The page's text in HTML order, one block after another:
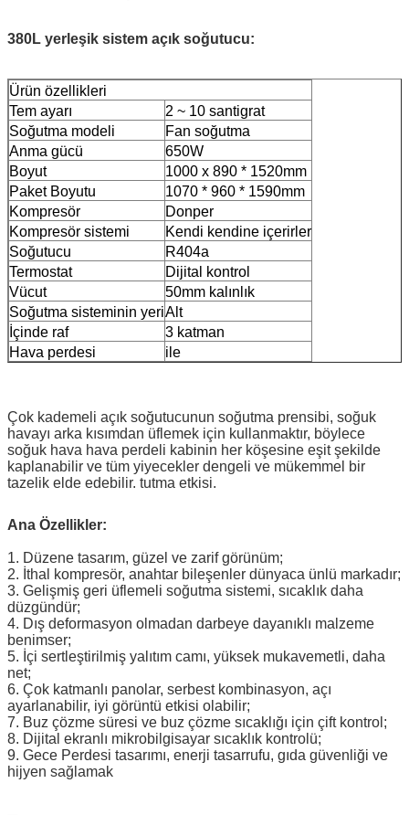
380L yerleşik sistem açık soğutucu:
Ürün özellikleri
Tem ayarı
2 ~ 10 santigrat
Soğutma modeli
Fan soğutma
Anma gücü
650W
Boyut
1000 x 890 * 1520mm
Paket Boyutu
1070 * 960 * 1590mm
Kompresör
Donper
Kompresör sistemi
Kendi kendine içerirler
Soğutucu
R404a
Termostat
Dijital kontrol
Vücut
50mm kalınlık
Soğutma sisteminin yeriAlt
İçinde raf
3 katman
Hava perdesi
ile
Çok kademeli açık soğutucunun soğutma prensibi, soğuk
havayı arka kısımdan üflemek için kullanmaktır, böylece
soğuk hava hava perdeli kabinin her köşesine eşit şekilde
kaplanabilir ve tüm yiyecekler dengeli ve mükemmel bir
tazelik elde edebilir. tutma etkisi.
Ana Özellikler:
1. Düzene tasarım, güzel ve zarif görünüm;
2. İthal kompresör, anahtar bileşenler dünyaca ünlü markadır;
3. Gelişmiş geri üflemeli soğutma sistemi, sıcaklık daha
düzgündür;
4. Dış deformasyon olmadan darbeye dayanıklı malzeme
benimser;
5. İçi sertleştirilmiş yalıtım camı, yüksek mukavemetli, daha
net;
6. Çok katmanlı panolar, serbest kombinasyon, açı
ayarlanabilir, iyi görüntü etkisi olabilir;
7. Buz çözme süresi ve buz çözme sıcaklığı için çift kontrol;
8. Dijital ekranlı mikrobilgisayar sıcaklık kontrolü;
9. Gece Perdesi tasarımı, enerji tasarrufu, gıda güvenliği ve
hijyen sağlamak